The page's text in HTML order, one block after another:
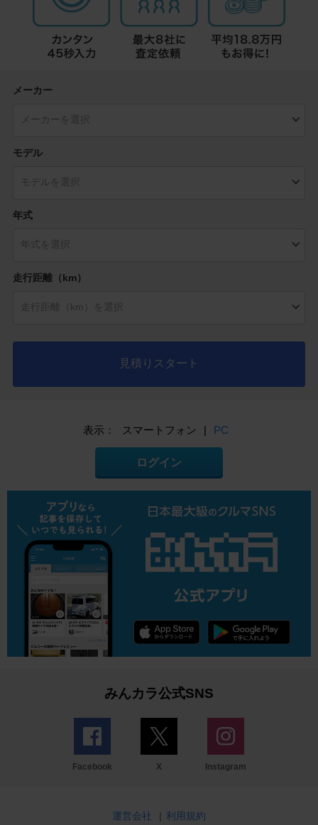
メーカー
モデル
年式
走行距離（km）
見積りスタート
表示： スマートフォン | PC
ログイン
みんカラ公式SNS
Facebook X Instagram
運営会社 | 利用規約